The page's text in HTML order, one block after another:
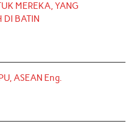
MEREKA, YANG
DI BATIN
ASEAN Eng.